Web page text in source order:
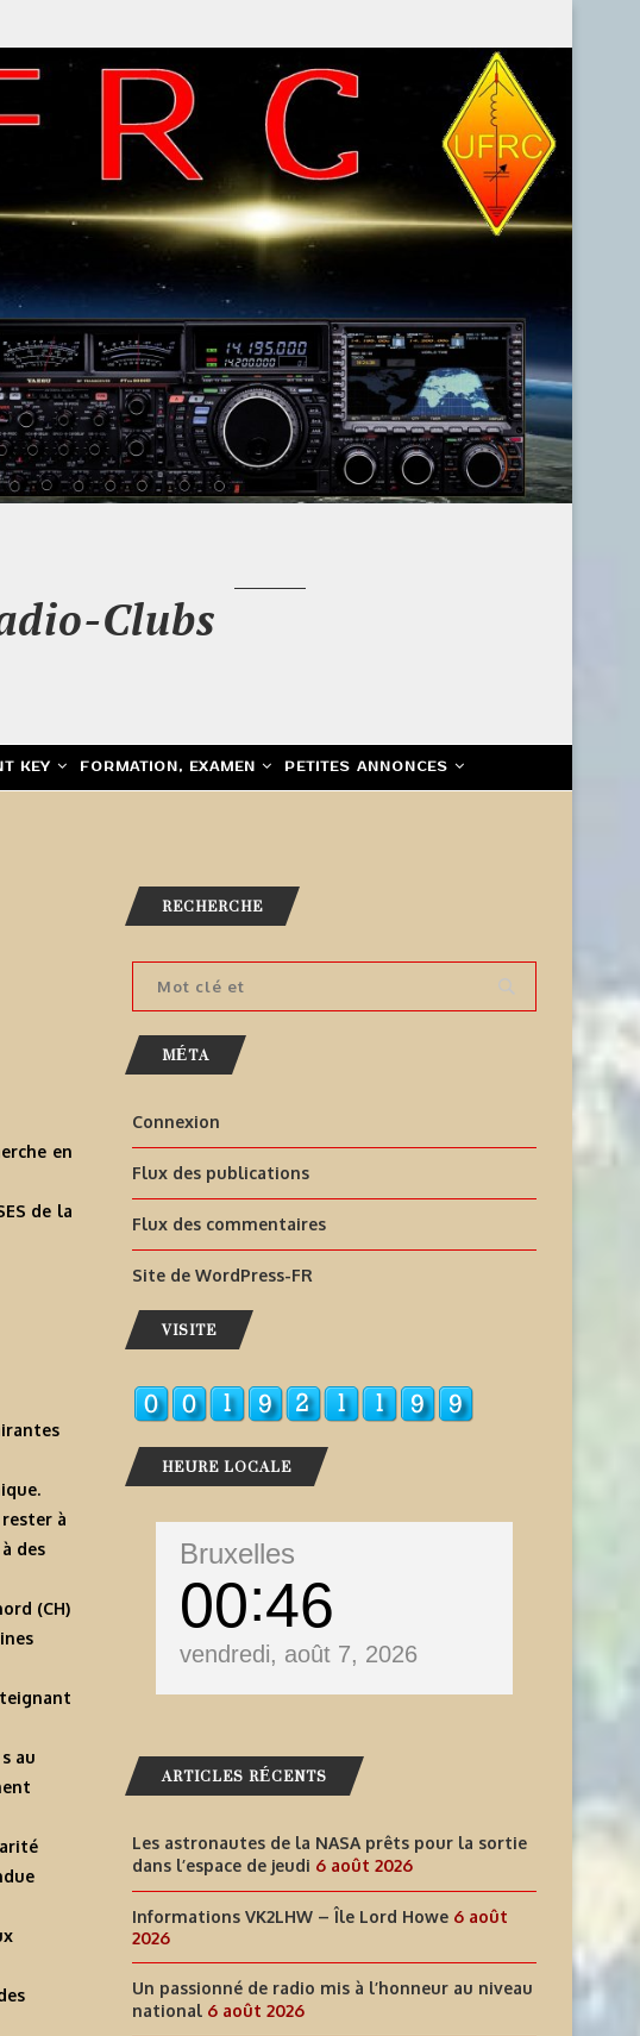
Clubs
KEY FORMATION, EXAMEN PETITES ANNONCES
en
de la
à
des
(CH)
au
RECHERCHE
MÉTA
Connexion
Flux des publications
Flux des commentaires
Site de WordPress-FR
VISITE
HEURE LOCALE
Bruxelles
00 46
vendredi, août 7, 2026
ARTICLES RÉCENTS
Les astronautes de la NASA prêts pour la sortie
dans l’espace de jeudi 6 août 2026
Informations VK2LHW – Île Lord Howe 6 août
2026
Un passionné de radio mis à l’honneur au niveau
national 6 août 2026